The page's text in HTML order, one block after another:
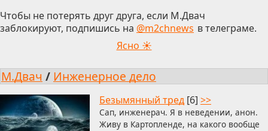
Чтобы не потерять друг друга, если М.Двач
заблокируют, подпишись на @m2chnews в телеграме.
Ясно ☀
М.Двач / Инженерное дело
Безымянный тред [6] >>
Сап, инженерач. Я в неведении, анон.
Живу в Картопленде, на какого вообще